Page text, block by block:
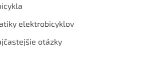
elektrobicyklov
otázky